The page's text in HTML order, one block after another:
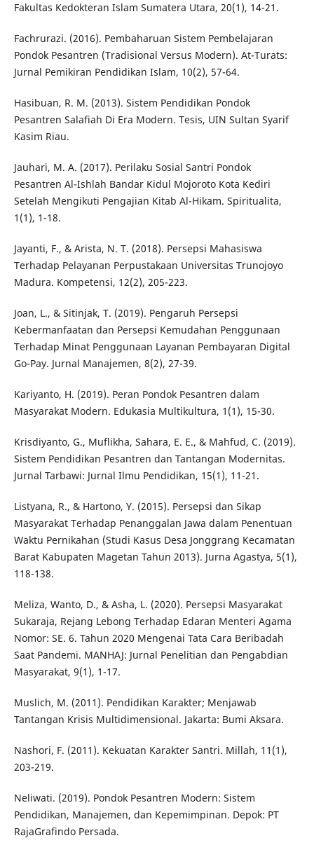
Fakultas Kedokteran Islam Sumatera Utara, 20(1), 14-21.
Fachrurazi. (2016). Pembaharuan Sistem Pembelajaran
Pondok Pesantren (Tradisional Versus Modern). At-Turats:
Jurnal Pemikiran Pendidikan Islam, 10(2), 57-64.
Hasibuan, R. M. (2013). Sistem Pendidikan Pondok
Pesantren Salafiah Di Era Modern. Tesis, UIN Sultan Syarif
Kasim Riau.
Jauhari, M. A. (2017). Perilaku Sosial Santri Pondok
Pesantren Al-Ishlah Bandar Kidul Mojoroto Kota Kediri
Setelah Mengikuti Pengajian Kitab Al-Hikam. Spiritualita,
1(1), 1-18.
Jayanti, F., & Arista, N. T. (2018). Persepsi Mahasiswa
Terhadap Pelayanan Perpustakaan Universitas Trunojoyo
Madura. Kompetensi, 12(2), 205-223.
Joan, L., & Sitinjak, T. (2019). Pengaruh Persepsi
Kebermanfaatan dan Persepsi Kemudahan Penggunaan
Terhadap Minat Penggunaan Layanan Pembayaran Digital
Go-Pay. Jurnal Manajemen, 8(2), 27-39.
Kariyanto, H. (2019). Peran Pondok Pesantren dalam
Masyarakat Modern. Edukasia Multikultura, 1(1), 15-30.
Krisdiyanto, G., Muflikha, Sahara, E. E., & Mahfud, C. (2019).
Sistem Pendidikan Pesantren dan Tantangan Modernitas.
Jurnal Tarbawi: Jurnal Ilmu Pendidikan, 15(1), 11-21.
Listyana, R., & Hartono, Y. (2015). Persepsi dan Sikap
Masyarakat Terhadap Penanggalan Jawa dalam Penentuan
Waktu Pernikahan (Studi Kasus Desa Jonggrang Kecamatan
Barat Kabupaten Magetan Tahun 2013). Jurna Agastya, 5(1),
118-138.
Meliza, Wanto, D., & Asha, L. (2020). Persepsi Masyarakat
Sukaraja, Rejang Lebong Terhadap Edaran Menteri Agama
Nomor: SE. 6. Tahun 2020 Mengenai Tata Cara Beribadah
Saat Pandemi. MANHAJ: Jurnal Penelitian dan Pengabdian
Masyarakat, 9(1), 1-17.
Muslich, M. (2011). Pendidikan Karakter; Menjawab
Tantangan Krisis Multidimensional. Jakarta: Bumi Aksara.
Nashori, F. (2011). Kekuatan Karakter Santri. Millah, 11(1),
203-219.
Neliwati. (2019). Pondok Pesantren Modern: Sistem
Pendidikan, Manajemen, dan Kepemimpinan. Depok: PT
RajaGrafindo Persada.